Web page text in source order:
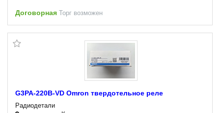
Договорная Торг возможен
G3PA-220B-VD Omron твердотельное реле
Радиодетали